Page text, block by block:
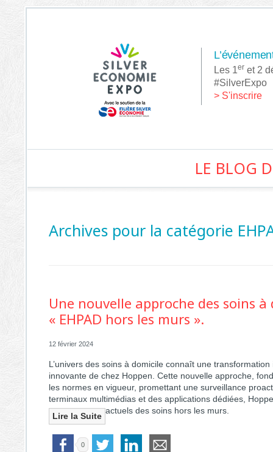
Les 1er et 2
#SilverExpo
> S'inscrire
LE BLOG
Archives pour la catégorie
Une nouvelle approche des soins
« EHPAD hors les murs ».
12 février 2024
L’univers des soins à domicile connaît une
innovante de chez Hoppen. Cette nouvelle approche,
les normes en vigueur, promettant une surveillance
terminaux multimédias et des applications dédiées,
actuels des soins hors les murs.
Lire la Suite
0